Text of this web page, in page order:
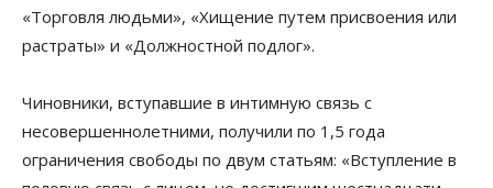
«Торговля людьми», «Хищение путем присвоения или
растраты» и «Должностной подлог».
Чиновники, вступавшие в интимную связь с
несовершеннолетними, получили по 1,5 года
ограничения свободы по двум статьям: «Вступление в